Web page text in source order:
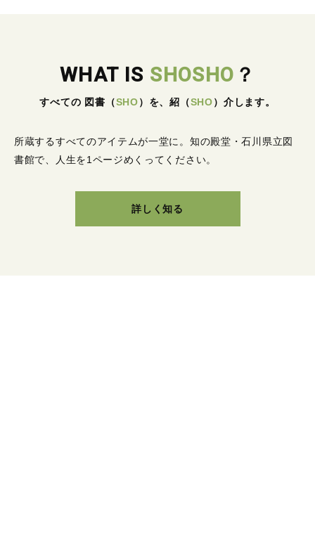
WHAT IS SHOSHO ？
すべての 図書 （SHO） を、紹 （SHO） 介します。
所蔵するすべてのアイテムが一堂に。 知の殿堂・石川県立図
書館で、人生を1ページめくってください。
詳しく知る